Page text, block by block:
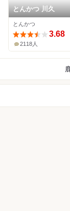
とんかつ 川久
とんかつ
3.68
2118人